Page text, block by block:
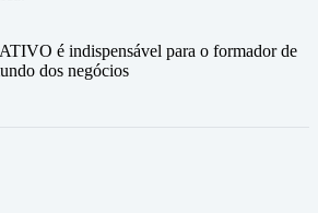
é indispensável para o formador de
dos negócios